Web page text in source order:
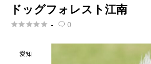
ドッグフォレスト江南
 -  0
愛知